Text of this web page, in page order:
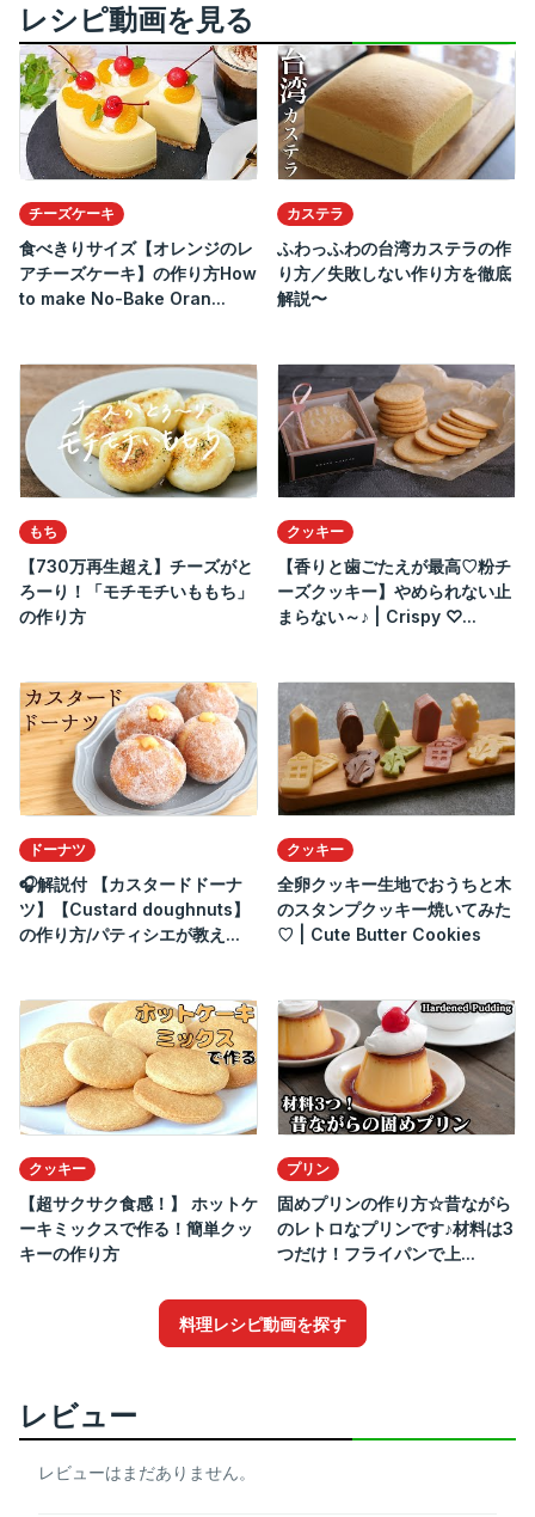
レシピ動画を見る
チーズケーキ
食べきりサイズ【オレンジのレ
アチーズケーキ】の作り方How
to make No-Bake Oran...
カステラ
ふわっふわの台湾カステラの作
り方／失敗しない作り方を徹底
解説〜
もち
【730万再生超え】チーズがと
ろーり！「モチモチいももち」
の作り方
クッキー
【香りと歯ごたえが最高♡粉チ
ーズクッキー】やめられない止
まらない～♪ | Crispy ♡...
ドーナツ
🎧解説付 【カスタードドーナ
ツ】【Custard doughnuts】
の作り方/パティシエが教え...
クッキー
全卵クッキー生地でおうちと木
のスタンプクッキー焼いてみた
♡ | Cute Butter Cookies
クッキー
【超サクサク食感！】 ホットケ
ーキミックスで作る！簡単クッ
キーの作り方
プリン
固めプリンの作り方☆昔ながら
のレトロなプリンです♪材料は3
つだけ！フライパンで上...
料理レシピ動画を探す
レビュー
レビューはまだありません。